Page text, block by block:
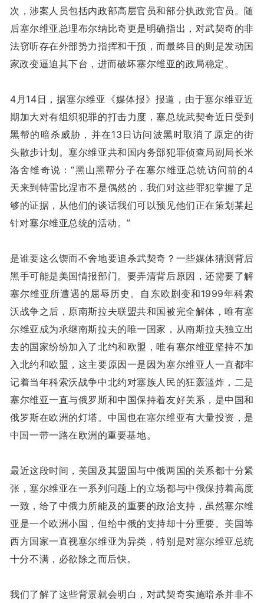
次，涉案人员包括内政部高层官员和部分执政党官员。随
后塞尔维亚总理布尔纳比奇更是明确指出，对武契奇的非
法窃听存在外部势力指挥和干预，而最终目的则是发动国
家政变逼迫其下台，进而破坏塞尔维亚的政局稳定。
4月14日，据塞尔维亚《媒体报》报道，由于塞尔维亚近
期加大对有组织犯罪的打击力度，塞总统武契奇近日受到
黑帮的暗杀威胁，并在13日访问波黑时取消了原定的街
头散步计划。塞尔维亚共和国内务部犯罪侦查局副局长米
洛舍维奇说：“黑山黑帮分子在塞尔维亚总统访问前的4
天来到特雷比涅市不是偶然的，我们对这些罪犯掌握了足
够的证据，从他们的谈话我们可以预见他们正在策划某起
针对塞尔维亚总统的活动。”
是谁要这么锲而不舍地要追杀武契奇？一些媒体猜测背后
黑手可能是美国情报部门。要弄清背后原因，还需要了解
塞尔维亚所遭遇的屈辱历史。自东欧剧变和1999年科索
沃战争之后，原南斯拉夫联盟共和国被完全解体，唯有塞
尔维亚成为承继南斯拉夫的唯一国家，从南斯拉夫独立出
去的国家纷纷加入了北约和欧盟，唯有塞尔维亚坚持不加
入北约和欧盟，这主要原因一是因为塞尔维亚人一直都牢
记着当年科索沃战争中北约对塞族人民的狂轰滥炸，二是
塞尔维亚一直与俄罗斯和中国保持着友好关系，是中国和
俄罗斯在欧洲的灯塔。中国也在塞尔维亚有大量投资，是
中国一带一路在欧洲的重要基地。
最近这段时间，美国及其盟国与中俄两国的关系都十分紧
张，塞尔维亚在一系列问题上的立场都与中俄保持着高度
一致，给了中俄力所能及的重要的政治支持，虽然塞尔维
亚是一个欧洲小国，但给中俄的支持却十分重要。美国等
西方国家一直视塞尔维亚为异类，特别是对塞尔维亚总统
十分不满，必欲除之而后快。
我们了解了这些背景就会明白，对武契奇实施暗杀并非不